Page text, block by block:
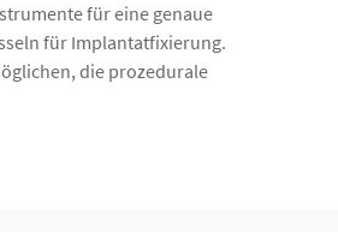
für eine genaue
für Implantatfixierung.
die prozedurale